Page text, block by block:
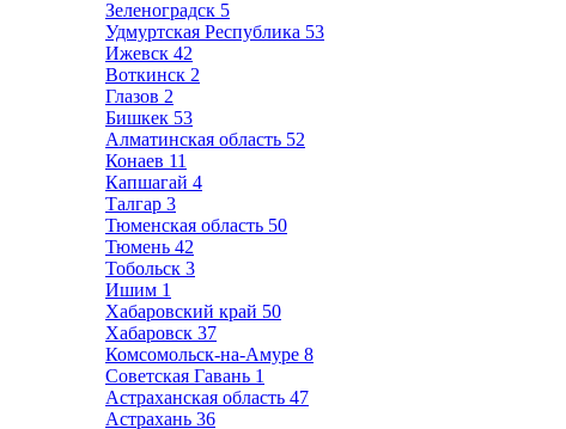
Зеленоградск 5
Удмуртская Республика 53
Ижевск 42
Воткинск 2
Глазов 2
Бишкек 53
Алматинская область 52
Конаев 11
Капшагай 4
Талгар 3
Тюменская область 50
Тюмень 42
Тобольск 3
Ишим 1
Хабаровский край 50
Хабаровск 37
Комсомольск-на-Амуре 8
Советская Гавань 1
Астраханская область 47
Астрахань 36